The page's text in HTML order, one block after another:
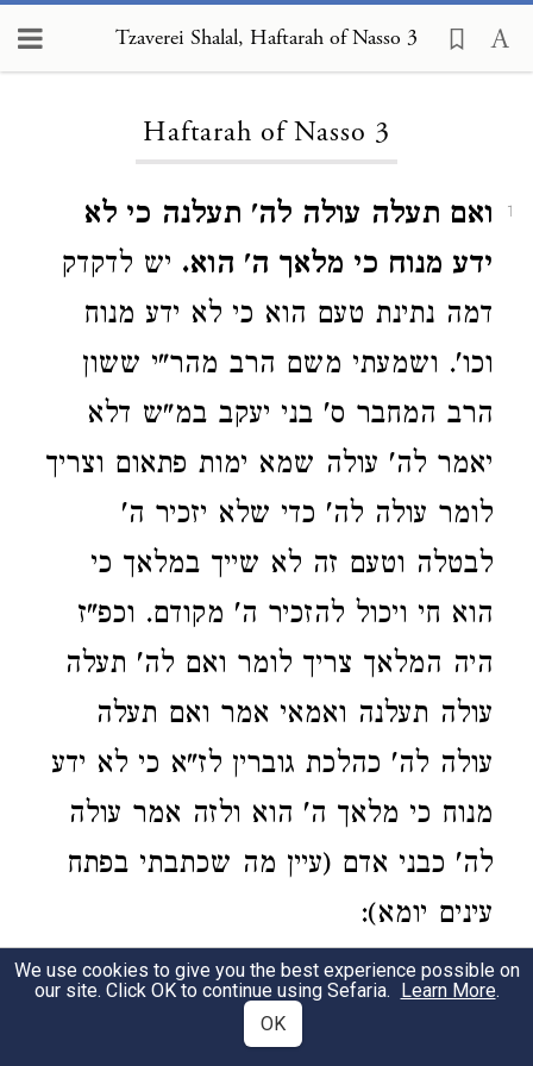
Tzaverei Shalal, Haftarah of Nasso 3
Haftarah of Nasso 3
1
ואם תעלה עולה לה' תעלנה כי לא
ידע מנוח כי מלאך ה' הוא. יש לדקדק
דמה נתינת טעם הוא כי לא ידע מנוח
וכו'. ושמעתי משם הרב מהר"י ששון
הרב המחבר ס' בני יעקב במ"ש דלא
יאמר לה' עולה שמא ימות פתאום וצריך
לומר עולה לה' כדי שלא יזכיר ה'
לבטלה וטעם זה לא שייך במלאך כי
הוא חי ויכול להזכיר ה' מקודם. וכפ"ז
היה המלאך צריך לומר ואם לה' תעלה
עולה תעלנה ואמאי אמר ואם תעלה
עולה לה' כהלכת גוברין לז"א כי לא ידע
מנוח כי מלאך ה' הוא ולזה אמר עולה
לה' כבני אדם (עיין מה שכתבתי בפתח
עינים יומא):
Haftarah of Nasso 4
We use cookies to give you the best experience possible on
our site. Click OK to continue using Sefaria. Learn More.
OK